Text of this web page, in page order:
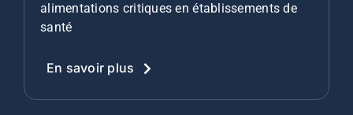
alimentations critiques en établissements de
santé
En savoir plus